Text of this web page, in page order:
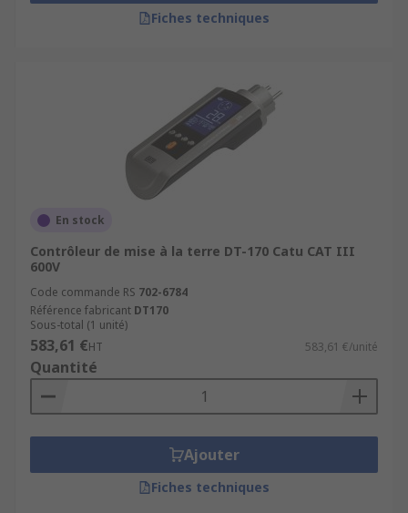
Fiches techniques
En stock
Contrôleur de mise à la terre DT-170 Catu CAT III
600V
Code commande RS 702-6784
Référence fabricant DT170
Sous-total (1 unité)
583,61 €HT 583,61 €/unité
Quantité
Ajouter
Fiches techniques